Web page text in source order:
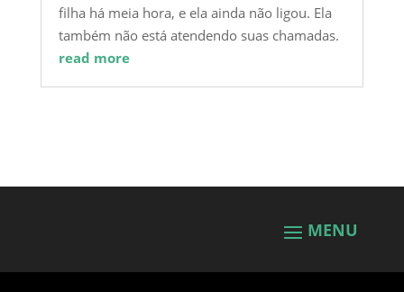
filha há meia hora, e ela ainda não ligou. Ela
também não está atendendo suas chamadas.
read more